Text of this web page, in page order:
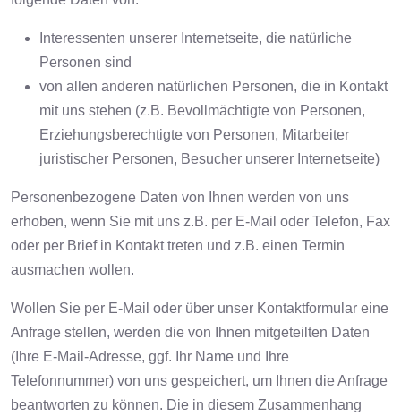
Interessenten unserer Internetseite, die natürliche
Personen sind
von allen anderen natürlichen Personen, die in Kontakt
mit uns stehen (z.B. Bevollmächtigte von Personen,
Erziehungsberechtigte von Personen, Mitarbeiter
juristischer Personen, Besucher unserer Internetseite)
Personenbezogene Daten von Ihnen werden von uns
erhoben, wenn Sie mit uns z.B. per E-Mail oder Telefon, Fax
oder per Brief in Kontakt treten und z.B. einen Termin
ausmachen wollen.
Wollen Sie per E-Mail oder über unser Kontaktformular eine
Anfrage stellen, werden die von Ihnen mitgeteilten Daten
(Ihre E-Mail-Adresse, ggf. Ihr Name und Ihre
Telefonnummer) von uns gespeichert, um Ihnen die Anfrage
beantworten zu können. Die in diesem Zusammenhang